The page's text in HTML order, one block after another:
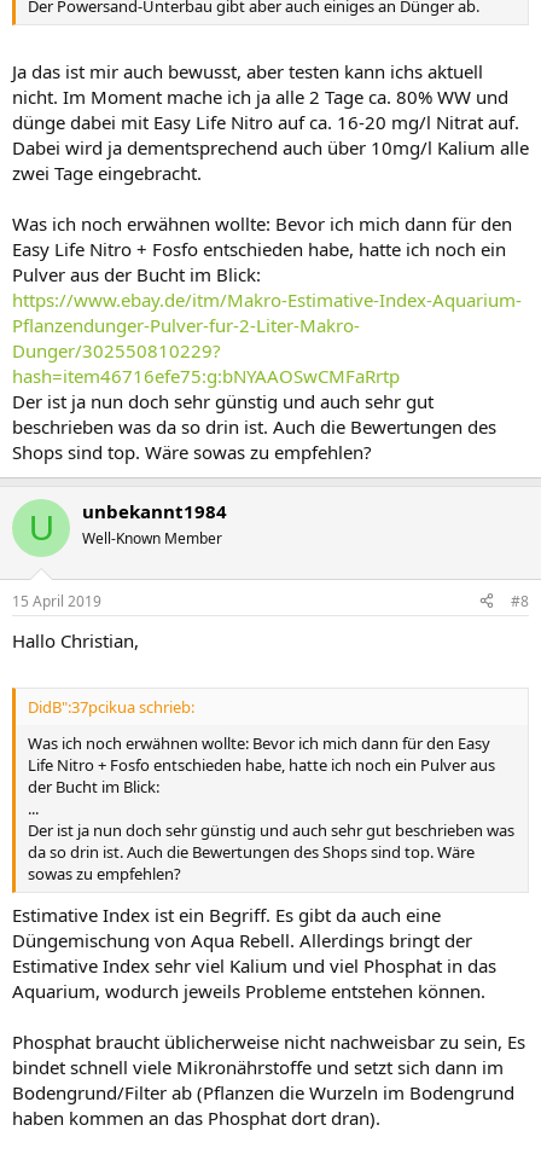
Der Powersand-Unterbau gibt aber auch einiges an Dünger ab.
Ja das ist mir auch bewusst, aber testen kann ichs aktuell
nicht. Im Moment mache ich ja alle 2 Tage ca. 80% WW und
dünge dabei mit Easy Life Nitro auf ca. 16-20 mg/l Nitrat auf.
Dabei wird ja dementsprechend auch über 10mg/l Kalium alle
zwei Tage eingebracht.
Was ich noch erwähnen wollte: Bevor ich mich dann für den
Easy Life Nitro + Fosfo entschieden habe, hatte ich noch ein
Pulver aus der Bucht im Blick:
https://www.ebay.de/itm/Makro-Estimative-Index-Aquarium-
Pflanzendunger-Pulver-fur-2-Liter-Makro-
Dunger/302550810229?
hash=item46716efe75:g:bNYAAOSwCMFaRrtp
Der ist ja nun doch sehr günstig und auch sehr gut
beschrieben was da so drin ist. Auch die Bewertungen des
Shops sind top. Wäre sowas zu empfehlen?
U unbekannt1984
Well-Known Member
15 April 2019 #8
Hallo Christian,
DidB":37pcikua schrieb:
Was ich noch erwähnen wollte: Bevor ich mich dann für den Easy
Life Nitro + Fosfo entschieden habe, hatte ich noch ein Pulver aus
der Bucht im Blick:
...
Der ist ja nun doch sehr günstig und auch sehr gut beschrieben was
da so drin ist. Auch die Bewertungen des Shops sind top. Wäre
sowas zu empfehlen?
Estimative Index ist ein Begriff. Es gibt da auch eine
Düngemischung von Aqua Rebell. Allerdings bringt der
Estimative Index sehr viel Kalium und viel Phosphat in das
Aquarium, wodurch jeweils Probleme entstehen können.
Phosphat braucht üblicherweise nicht nachweisbar zu sein, Es
bindet schnell viele Mikronährstoffe und setzt sich dann im
Bodengrund/Filter ab (Pflanzen die Wurzeln im Bodengrund
haben kommen an das Phosphat dort dran).